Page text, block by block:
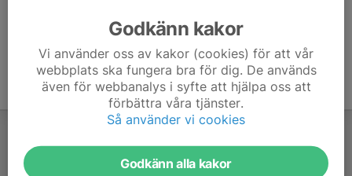
Godkänn kakor
Vi använder oss av kakor (cookies) för att vår
webbplats ska fungera bra för dig. De används
även för webbanalys i syfte att hjälpa oss att
förbättra våra tjänster.
Så använder vi cookies
Godkänn alla kakor